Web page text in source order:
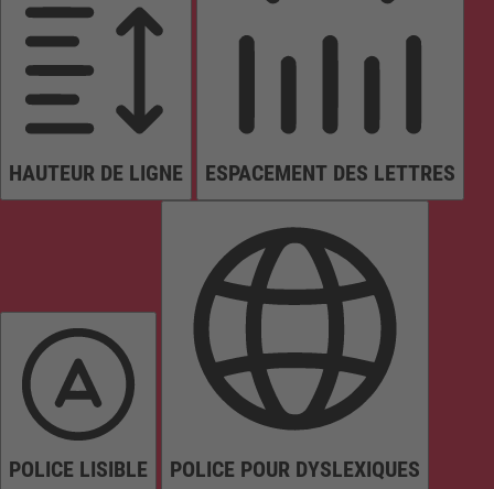
HAUTEUR DE LIGNE ESPACEMENT DES LETTRES
POLICE LISIBLE POLICE POUR DYSLEXIQUES